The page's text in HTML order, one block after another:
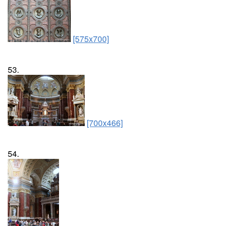
[575x700]
53.
[700x466]
54.